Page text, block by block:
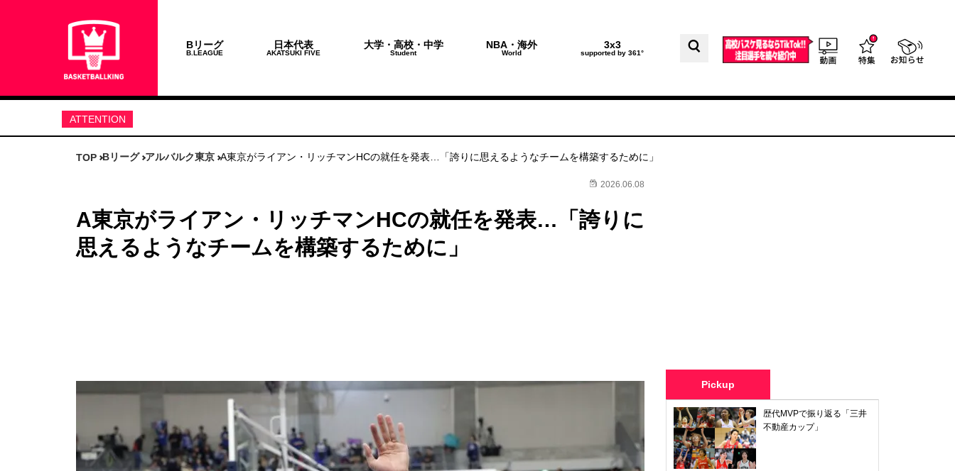
Bリーグ
B.LEAGUE
日本代表
AKATSUKI FIVE
大学・高校・中学
Student
NBA・海外
World
3x3
supported by 361°
ATTENTION
TOP Bリーグ アルバルク東京 A東京がライアン・リッチマンHCの就任を発表…「誇りに思えるようなチームを構築するために」
2026.06.08
A東京がライアン・リッチマンHCの就任を発表…「誇りに
思えるようなチームを構築するために」
Pickup
歴代MVPで振り返る「三井
不動産カップ」